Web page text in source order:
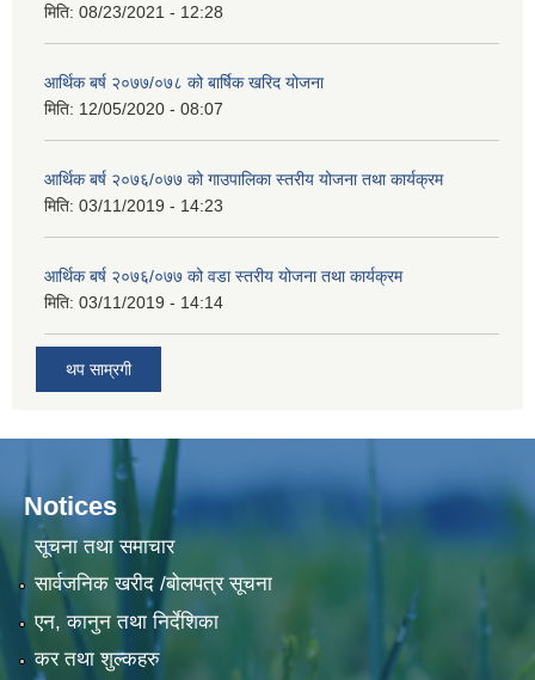
मिति: 08/23/2021 - 12:28
आर्थिक बर्ष २०७७/०७८ को बार्षिक खरिद योजना
मिति: 12/05/2020 - 08:07
आर्थिक बर्ष २०७६/०७७ को गाउपालिका स्तरीय योजना तथा कार्यक्रम
मिति: 03/11/2019 - 14:23
आर्थिक बर्ष २०७६/०७७ को वडा स्तरीय योजना तथा कार्यक्रम
मिति: 03/11/2019 - 14:14
थप साम्रगी
Notices
सूचना तथा समाचार
सार्वजनिक खरीद /बोलपत्र सूचना
एन, कानुन तथा निर्देशिका
कर तथा शुल्कहरु